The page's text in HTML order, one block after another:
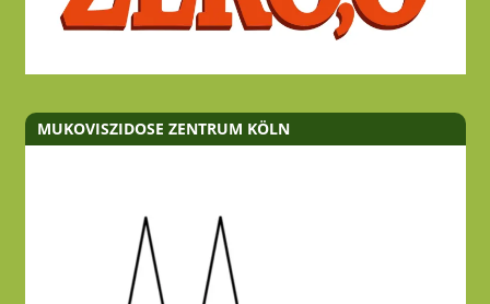
MUKOVISZIDOSE ZENTRUM KÖLN